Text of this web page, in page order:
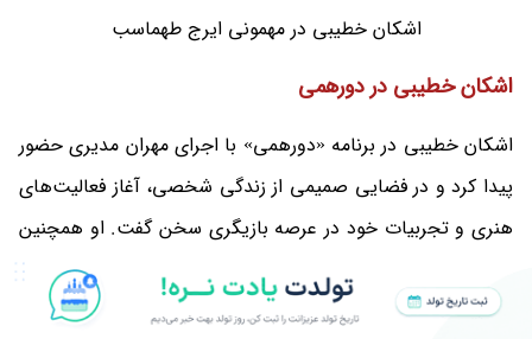
اشکان خطیبی در مهمونی ایرج طهماسب
اشکان خطیبی در دورهمی
اشکان خطیبی در برنامه «دورهمی» با اجرای مهران مدیری حضور
پیدا کرد و در فضایی صمیمی از زندگی شخصی، آغاز فعالیت‌های
هنری و تجربیات خود در عرصه بازیگری سخن گفت. او همچنین
مهران مدیری
درباره مسیر حرفه‌ای و فعالیت‌هایش
پاسخ داد.